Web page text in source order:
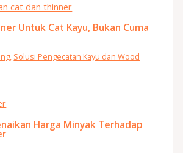
Untuk Cat Kayu, Bukan Cuma
, Solusi Pengecatan Kayu dan Wood
Harga Minyak Terhadap